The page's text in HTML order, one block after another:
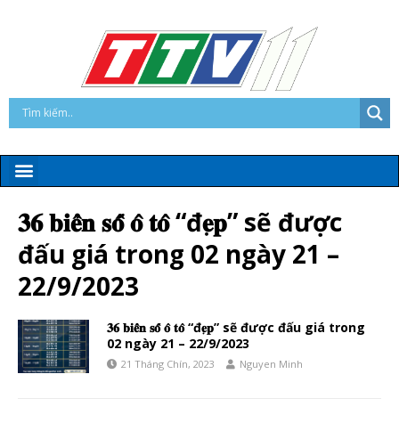
𝟑𝟔 𝐛𝐢𝐞̂̉𝐧 𝐬𝐨̂́ 𝐨̂ 𝐭𝐨̂ “đ𝐞̣𝐩” sẽ được
đấu giá trong 02 ngày 21 –
22/9/2023
𝟑𝟔 𝐛𝐢𝐞̂̉𝐧 𝐬𝐨̂́ 𝐨̂ 𝐭𝐨̂ “đ𝐞̣𝐩” sẽ được đấu giá trong
02 ngày 21 – 22/9/2023
21 Tháng Chín, 2023 Nguyen Minh